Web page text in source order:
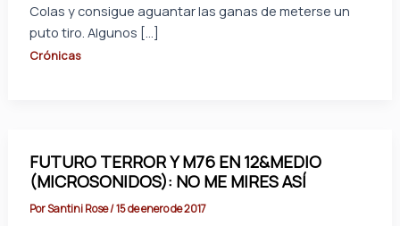
Colas y consigue aguantar las ganas de meterse un
puto tiro. Algunos […]
Crónicas
FUTURO TERROR Y M76 EN 12&MEDIO
(MICROSONIDOS): NO ME MIRES ASÍ
PorSantini Rose/15 de enero de 2017